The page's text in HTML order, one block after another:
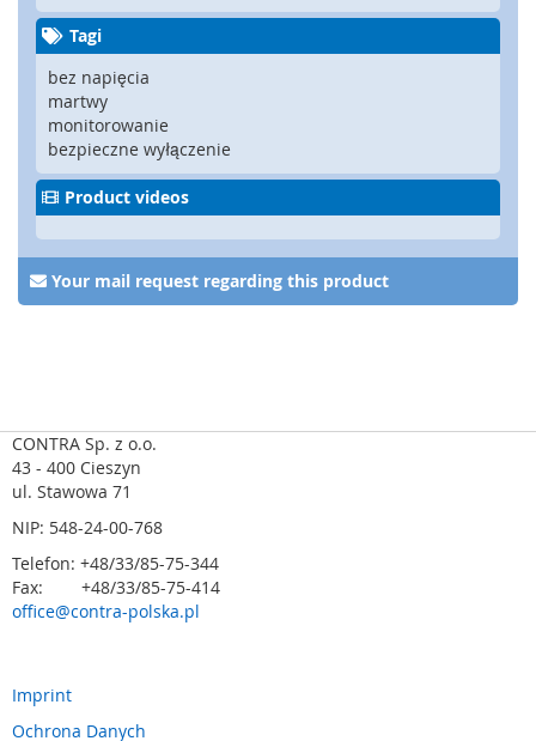
e
c
z
e
ń
s
w
a
,
R
F
I
t
e
m
k
l
u
z
e
Tagi
bez napięcia
martwy
monitorowanie
bezpieczne wyłączenie
Product videos
Your mail request regarding this product
CONTRA Sp. z o.o.
43 - 400 Cieszyn
ul. Stawowa 71
NIP: 548-24-00-768
Telefon: +48/33/85-75-344
Fax: +48/33/85-75-414
office@contra-polska.pl
Imprint
Ochrona Danych